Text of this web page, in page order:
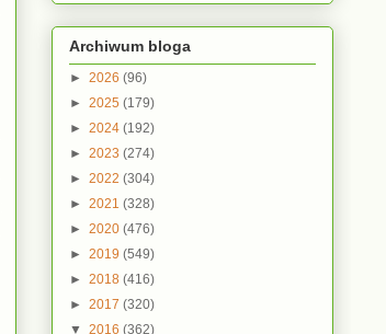
Archiwum bloga
► 2026 (96)
► 2025 (179)
► 2024 (192)
► 2023 (274)
► 2022 (304)
► 2021 (328)
► 2020 (476)
► 2019 (549)
► 2018 (416)
► 2017 (320)
▼ 2016 (362)